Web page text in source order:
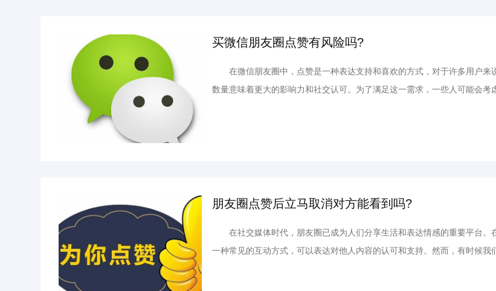
买微信朋友圈点赞有风险吗?
在微信朋友圈中，点赞是一种表达支持和喜欢的方式，对于许多用户来
数量意味着更大的影响力和社交认可。为了满足这一需求，一些人可能会考
朋友圈点赞后立马取消对方能看到吗?
在社交媒体时代，朋友圈已成为人们分享生活和表达情感的重要平台。
一种常见的互动方式，可以表达对他人内容的认可和支持。然而，有时候我